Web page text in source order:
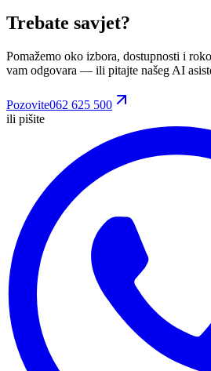
Trebate savjet?
Pomažemo oko izbora, dostupnosti i
vam odgovara — ili pitajte našeg AI
Pozovite062 625 500
ili pišite